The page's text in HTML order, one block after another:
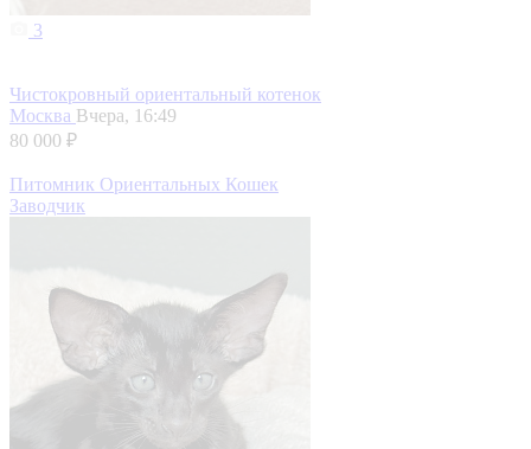
3
Чистокровный ориентальный котенок
Москва Вчера, 16:49
80 000 ₽
Питомник Ориентальных Кошек
Заводчик